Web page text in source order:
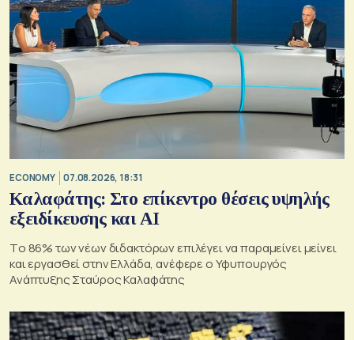
ECONOMY 07.08.2026, 18:31
Καλαφάτης: Στο επίκεντρο θέσεις υψηλής
εξειδίκευσης και AI
Tο 86% των νέων διδακτόρων επιλέγει να παραμείνει μείνει
και εργασθεί στην Ελλάδα, ανέφερε ο Υφυπουργός
Ανάπτυξης Σταύρος Καλαφάτης